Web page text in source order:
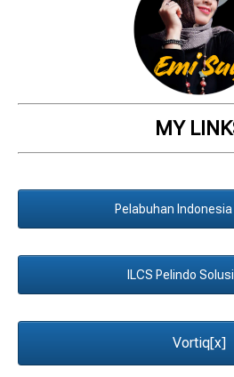
MY
Pelabuhan
ILCS Pelindo
Vortiq[x]